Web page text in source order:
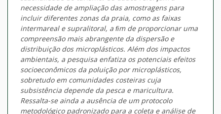
necessidade de ampliação das amostragens para
incluir diferentes zonas da praia, como as faixas
intermareal e supralitoral, a ﬁm de proporcionar uma
compreensão mais abrangente da dispersão e
distribuição dos microplásticos. Além dos impactos
ambientais, a pesquisa enfatiza os potenciais efeitos
socioeconômicos da poluição por microplásticos,
sobretudo em comunidades costeiras cuja
subsistência depende da pesca e maricultura.
Ressalta-se ainda a ausência de um protocolo
metodológico padronizado para a coleta e análise de